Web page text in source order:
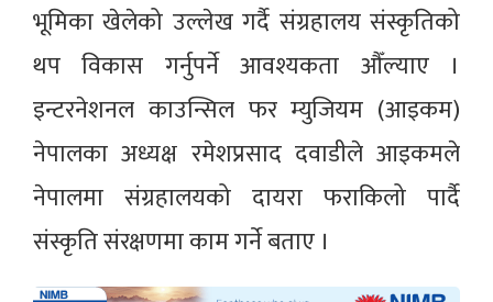
भूमिका खेलेको उल्लेख गर्दै संग्रहालय संस्कृतिको
थप विकास गर्नुपर्ने आवश्यकता औँल्याए ।
इन्टरनेशनल काउन्सिल फर म्युजियम (आइकम)
नेपालका अध्यक्ष रमेशप्रसाद दवाडीले आइकमले
नेपालमा संग्रहालयको दायरा फराकिलो पार्दै
संस्कृति संरक्षणमा काम गर्ने बताए ।